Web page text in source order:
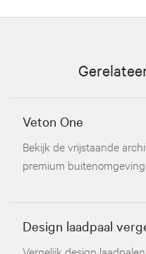
Veton One
Bekijk de vrijstaande
premium
Design laadpaal
Vergelijk design